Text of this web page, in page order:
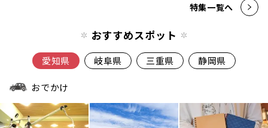
特集一覧へ
おすすめスポット
愛知県 岐阜県 三重県 静岡県
おでかけ